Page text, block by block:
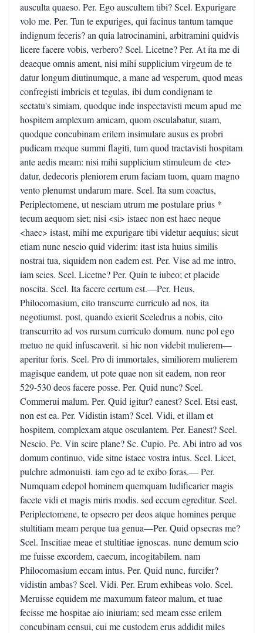
ausculta quaeso. Per. Ego auscultem tibi? Scel. Expurigare
volo me. Per. Tun te expuriges, qui facinus tantum tamque
indignum feceris? an quia latrocinamini, arbitramini quidvis
licere facere vobis, verbero? Scel. Licetne? Per. At ita me di
deaeque omnis ament, nisi mihi supplicium virgeum de te
datur longum diutinumque, a mane ad vesperum, quod meas
confregisti imbricis et tegulas, ibi dum condignam te
sectatu's simiam, quodque inde inspectavisti meum apud me
hospitem amplexum amicam, quom osculabatur, suam,
quodque concubinam erilem insimulare ausus es probri
pudicam meque summi flagiti, tum quod tractavisti hospitam
ante aedis meam: nisi mihi supplicium stimuleum de <te>
datur, dedecoris pleniorem erum faciam tuom, quam magno
vento plenumst undarum mare. Scel. Ita sum coactus,
Periplectomene, ut nesciam utrum me postulare prius *
tecum aequom siet; nisi <si> istaec non est haec neque
<haec> istast, mihi me expurigare tibi videtur aequius; sicut
etiam nunc nescio quid viderim: itast ista huius similis
nostrai tua, siquidem non eadem est. Per. Vise ad me intro,
iam scies. Scel. Licetne? Per. Quin te iubeo; et placide
noscita. Scel. Ita facere certum est.—Per. Heus,
Philocomasium, cito transcurre curriculo ad nos, ita
negotiumst. post, quando exierit Sceledrus a nobis, cito
transcurrito ad vos rursum curriculo domum. nunc pol ego
metuo ne quid infuscaverit. si hic non videbit mulierem—
aperitur foris. Scel. Pro di immortales, similiorem mulierem
magisque eandem, ut pote quae non sit eadem, non reor
529-530 deos facere posse. Per. Quid nunc? Scel.
Commerui malum. Per. Quid igitur? eanest? Scel. Etsi east,
non est ea. Per. Vidistin istam? Scel. Vidi, et illam et
hospitem, complexam atque osculantem. Per. Eanest? Scel.
Nescio. Pe. Vin scire plane? Sc. Cupio. Pe. Abi intro ad vos
domum continuo, vide sitne istaec vostra intus. Scel. Licet,
pulchre admonuisti. iam ego ad te exibo foras.— Per.
Numquam edepol hominem quemquam ludificarier magis
facete vidi et magis miris modis. sed eccum egreditur. Scel.
Periplectomene, te opsecro per deos atque homines perque
stultitiam meam perque tua genua—Per. Quid opsecras me?
Scel. Inscitiae meae et stultitiae ignoscas. nunc demum scio
me fuisse excordem, caecum, incogitabilem. nam
Philocomasium eccam intus. Per. Quid nunc, furcifer?
vidistin ambas? Scel. Vidi. Per. Erum exhibeas volo. Scel.
Meruisse equidem me maxumum fateor malum, et tuae
fecisse me hospitae aio iniuriam; sed meam esse erilem
concubinam censui, cui me custodem erus addidit miles